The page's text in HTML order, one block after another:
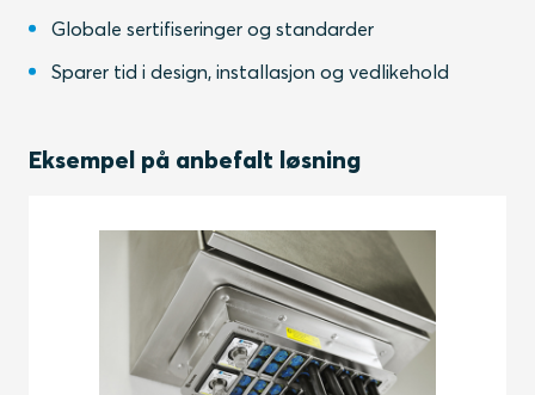
Globale sertifiseringer og standarder
Sparer tid i design, installasjon og vedlikehold
Eksempel på anbefalt løsning